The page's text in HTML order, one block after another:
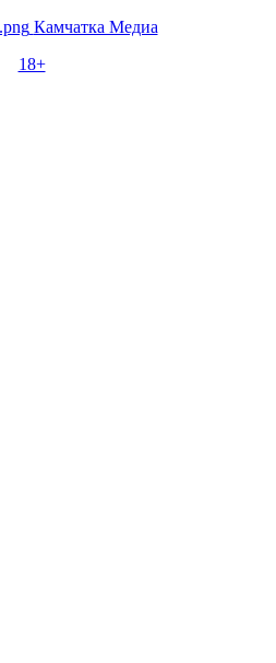
Камчатка Медиа
18+